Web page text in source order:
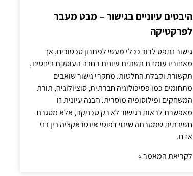
היבטים עיוניים בגישור – מבט מעבר
לפרקטיקה
גישור נתפס לרוב ככלי מעשי לפתרון סכסוכים, אך
מאחוריו עומדת תשתית עיונית רחבה העוסקת ביחסים,
תקשורת וקבלת החלטות. מחקרי גישור שואבים
מתחומים כמו פסיכולוגיה חברתית, סוציולוגיה, תורת
המשחקים ופילוסופיה מוסרית. הבנה עיונית זו
מאפשרת לראות בגישור לא רק טכניקה, אלא מסגרת
חשיבתית שמטרתה שינוי דפוסי אינטראקציה בין בני
אדם.
לקריאת המאמר »